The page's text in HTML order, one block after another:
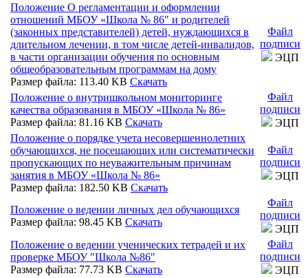
Положение О регламентации и оформлении
отношений МБОУ «Школа № 86" и родителей
(законных представителей) детей, нуждающихся в
длительном лечении, в том числе детей-инвалидов,
в части организации обучения по основным
общеобразовательным программам на дому
Размер файла: 113.40 KB Скачать
Файл
подписи
ЭЦП
Положение о внутришкольном мониторинге
качества образования в МБОУ «Школа № 86»
Размер файла: 81.16 KB Скачать
Файл
подписи
ЭЦП
Положение o порядке учета несовершеннолетних
обучающихся, не посещающих или систематически
пропускающих по неуважительным причинам
занятия в МБОУ «Школа № 86»
Размер файла: 182.50 KB Скачать
Файл
подписи
ЭЦП
Положение о ведении личных дел обучающихся
Размер файла: 98.45 KB Скачать
Файл
подписи
ЭЦП
Положение о ведении ученических тетрадей и их
проверке МБОУ "Школа №86"
Размер файла: 77.73 KB Скачать
Файл
подписи
ЭЦП